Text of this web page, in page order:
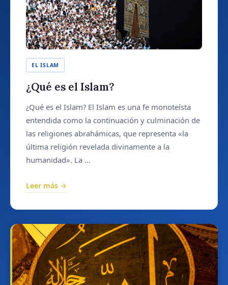
EL ISLAM
¿Qué es el Islam?
¿Qué es el Islam? El Islam es una fe monoteísta
entendida como la continuación y culminación de
las religiones abrahámicas, que representa «la
última religión revelada divinamente a la
humanidad». La …
Leer más →